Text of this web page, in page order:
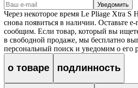
Уведомить
Через некоторое время Le Pliage Xtra S
снова появиться в наличии. Оставьте
сообщим. Если товар, который вы
в свободной продаже, мы бесплатно
персональный поиск и уведомим о его
о товаре подлинность